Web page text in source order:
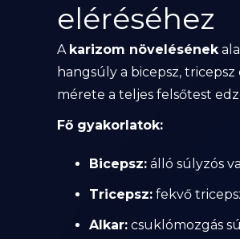
eléréséhez
A karizom növelésének
hangsúly a bicepsz,
mérete a teljes felsőtest
Fő gyakorlatok:
Bicepsz:álló súlyzós
Tricepsz:fekvő
Alkar:csuklómozgás